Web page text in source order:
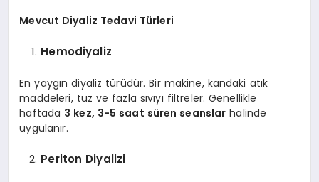
Mevcut Diyaliz Tedavi Türleri
Hemodiyaliz
En yaygın diyaliz türüdür. Bir makine, kandaki atık
maddeleri, tuz ve fazla sıvıyı filtreler. Genellikle
haftada 3 kez, 3-5 saat süren seanslar halinde
uygulanır.
Periton Diyalizi